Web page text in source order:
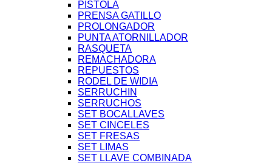
PISTOLA
PRENSA GATILLO
PROLONGADOR
PUNTA ATORNILLADOR
RASQUETA
REMACHADORA
REPUESTOS
RODEL DE WIDIA
SERRUCHIN
SERRUCHOS
SET BOCALLAVES
SET CINCELES
SET FRESAS
SET LIMAS
SET LLAVE COMBINADA